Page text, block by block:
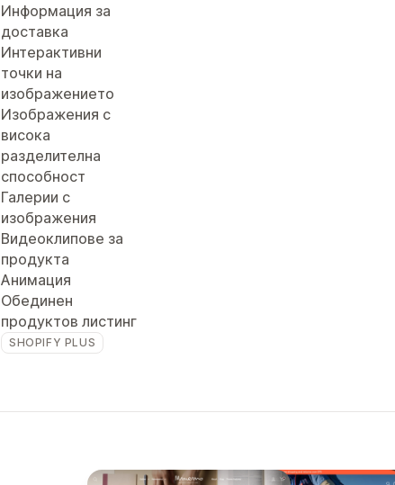
Информация за
доставка
Интерактивни
точки на
изображението
Изображения с
висока
разделителна
способност
Галерии с
изображения
Видеоклипове за
продукта
Анимация
Обединен
продуктов листинг
SHOPIFY PLUS